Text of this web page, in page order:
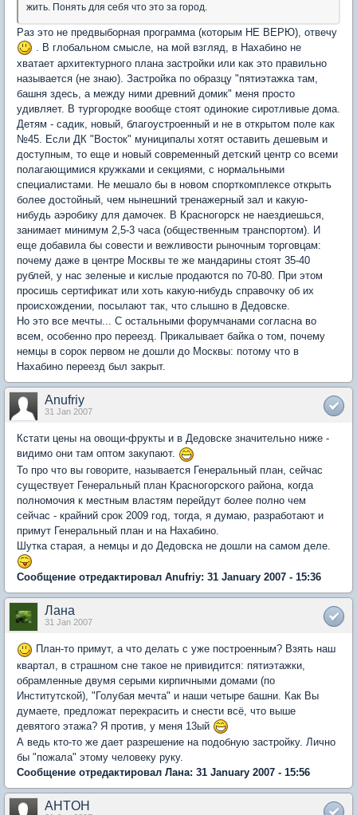
жить. Понять для себя что это за город.
Раз это не предвыборная программа (которым НЕ ВЕРЮ), отвечу
. В глобальном смысле, на мой взгляд, в Нахабино не
хватает архитектурного плана застройки или как это правильно
называется (не знаю). Застройка по образцу "пятиэтажка там,
башня здесь, а между ними древний домик" меня просто
удивляет. В тургородке вообще стоят одинокие сиротливые дома.
Детям - садик, новый, благоустроенный и не в открытом поле как
№45. Если ДК "Восток" муниципалы хотят оставить дешевым и
доступным, то еще и новый современный детский центр со всеми
полагающимися кружками и секциями, с нормальными
специалистами. Не мешало бы в новом спорткомплексе открыть
более достойный, чем нынешний тренажерный зал и какую-
нибудь аэробику для дамочек. В Красногорск не наездиешься,
занимает минимум 2,5-3 часа (общественным транспортом). И
еще добавила бы совести и вежливости рыночным торговцам:
почему даже в центре Москвы те же мандарины стоят 35-40
рублей, у нас зеленые и кислые продаются по 70-80. При этом
просишь сертификат или хоть какую-нибудь справочку об их
происхождении, посылают так, что слышно в Дедовске.
Но это все мечты... С остальными форумчанами согласна во
всем, особенно про переезд. Прикалывает байка о том, почему
немцы в сорок первом не дошли до Москвы: потому что в
Нахабино переезд был закрыт.
Anufriy
31 Jan 2007
Кстати цены на овощи-фрукты и в Дедовске значительно ниже -
видимо они там оптом закупают.
То про что вы говорите, называется Генеральный план, сейчас
существует Генеральный план Красногорского района, когда
полномочия к местным властям перейдут более полно чем
сейчас - крайний срок 2009 год, тогда, я думаю, разработают и
примут Генеральный план и на Нахабино.
Шутка старая, а немцы и до Дедовска не дошли на самом деле.
Сообщение отредактировал Anufriy: 31 January 2007 - 15:36
Лана
31 Jan 2007
План-то примут, а что делать с уже построенным? Взять наш
квартал, в страшном сне такое не привидится: пятиэтажки,
обрамленные двумя серыми кирпичными домами (по
Институтской), "Голубая мечта" и наши четыре башни. Как Вы
думаете, предложат перекрасить и снести всё, что выше
девятого этажа? Я против, у меня 13ый
А ведь кто-то же дает разрешение на подобную застройку. Лично
бы "пожала" этому человеку руку.
Сообщение отредактировал Лана: 31 January 2007 - 15:56
AHTOH